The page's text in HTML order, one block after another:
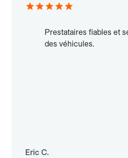
Prestataires fiables et
des véhicules.
Eric C.